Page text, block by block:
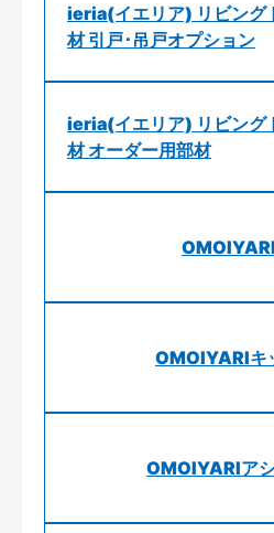
ieria(イエリア) リビング
材 引戸･吊戸オプション
ieria(イエリア) リビング
材 オーダー用部材
OMOIYARIキ
OMOIYARIア